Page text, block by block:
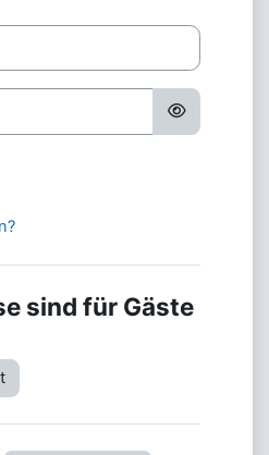
sind für Gäste